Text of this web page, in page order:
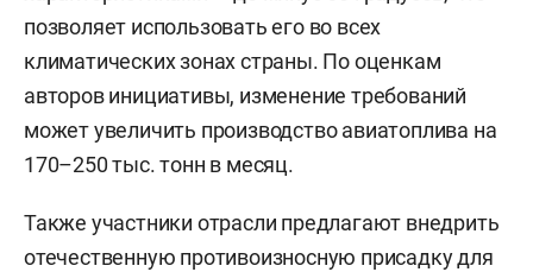
позволяет использовать его во всех
климатических зонах страны. По оценкам
авторов инициативы, изменение требований
может увеличить производство авиатоплива на
170–250 тыс. тонн в месяц.
Также участники отрасли предлагают внедрить
отечественную противоизносную присадку для